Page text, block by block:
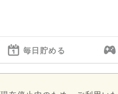
毎日貯める